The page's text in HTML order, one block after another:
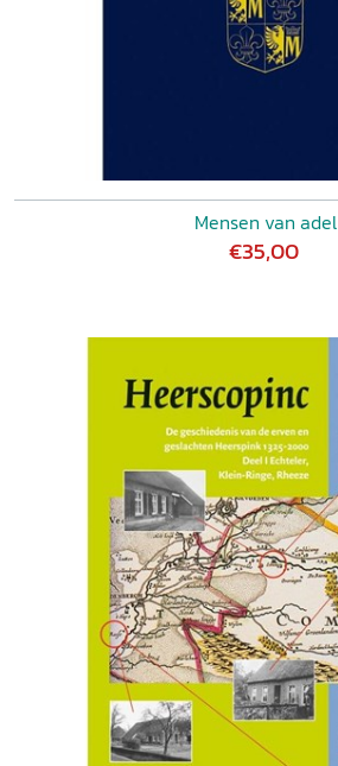
Mensen van adel
€35,00